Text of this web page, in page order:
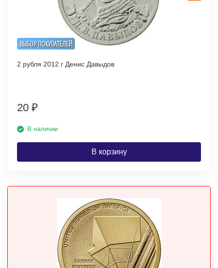
ВЫБОР ПОКУПАТЕЛЕЙ
2 рубля 2012 г Денис Давыдов
20 ₽
В наличии
В корзину